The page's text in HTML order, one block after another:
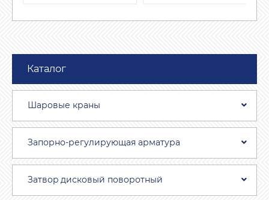
Каталог
Шаровые краны
Запорно-регулирующая арматура
Затвоp дискoвый пoвoротный